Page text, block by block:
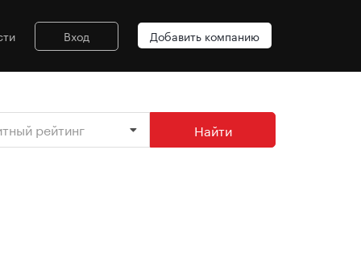
Вход Добавить компанию
рейтинг Найти